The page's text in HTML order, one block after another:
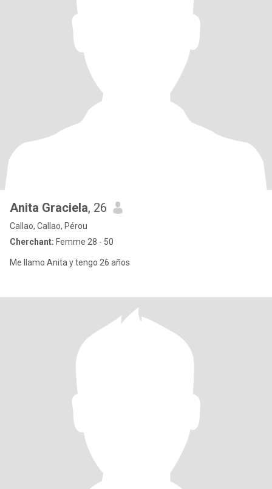
Anita Graciela, 26
Callao, Callao, Pérou
Cherchant: Femme 28 - 50
Me llamo Anita y tengo 26 años